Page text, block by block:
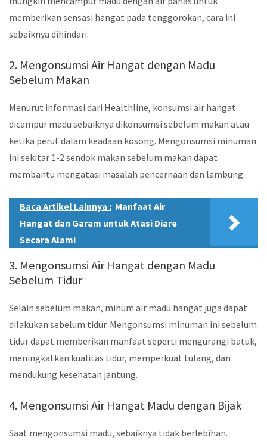
memberikan sensasi hangat pada tenggorokan, cara ini
sebaiknya dihindari.
2. Mengonsumsi Air Hangat dengan Madu
Sebelum Makan
Menurut informasi dari Healthline, konsumsi air hangat
dicampur madu sebaiknya dikonsumsi sebelum makan atau
ketika perut dalam keadaan kosong. Mengonsumsi minuman
ini sekitar 1-2 sendok makan sebelum makan dapat
membantu mengatasi masalah pencernaan dan lambung.
Baca Artikel Lainnya : Manfaat Air
Hangat dan Garam untuk Atasi Diare
Secara Alami
3. Mengonsumsi Air Hangat dengan Madu
Sebelum Tidur
Selain sebelum makan, minum air madu hangat juga dapat
dilakukan sebelum tidur. Mengonsumsi minuman ini sebelum
tidur dapat memberikan manfaat seperti mengurangi batuk,
meningkatkan kualitas tidur, memperkuat tulang, dan
mendukung kesehatan jantung.
4. Mengonsumsi Air Hangat Madu dengan Bijak
Saat mengonsumsi madu, sebaiknya tidak berlebihan.